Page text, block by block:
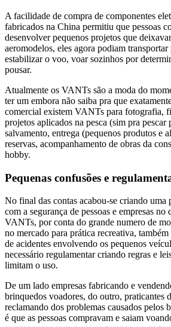
A facilidade de compra de componentes
fabricados na China permitiu que pessoas
desenvolver pequenos projetos que
aeromodelos, eles agora podiam transportar
estabilizar o voo, voar sozinhos por
pousar.
Atualmente os VANTs são a moda do
ter um embora não saiba pra que
comercial existem VANTs para fotografia,
projetos aplicados na pesca (sim pra pescar
salvamento, entrega (pequenos produtos e
reservas, acompanhamento de obras da
hobby.
Pequenas confusões e
No final das contas acabou-se criando uma
com a segurança de pessoas e empresas no
VANTs, por conta do grande numero de
no mercado para prática recreativa,
de acidentes envolvendo os pequenos
necessário regulamentar criando regras e
limitam o uso.
De um lado empresas fabricando e
brinquedos voadores, do outro, praticantes
reclamando dos problemas causados pelos
é que as pessoas compravam e saiam